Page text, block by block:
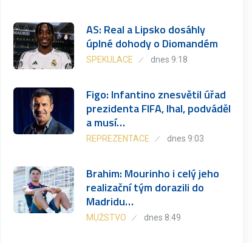
AS: Real a Lipsko dosáhly
úplné dohody o Diomandém
SPEKULACE dnes 9:18
Figo: Infantino znesvětil úřad
prezidenta FIFA, lhal, podváděl
a musí…
REPREZENTACE dnes 9:03
Brahim: Mourinho i celý jeho
realizační tým dorazili do
Madridu…
MUŽSTVO dnes 8:49